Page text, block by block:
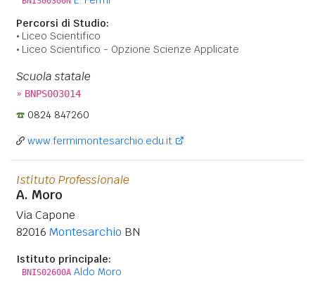
Percorsi di Studio:
Liceo Scientifico
Liceo Scientifico - Opzione Scienze Applicate
Scuola statale
» BNPS003014
0824 847260
www.fermimontesarchio.edu.it
Istituto Professionale
A. Moro
Via Capone
82016 Montesarchio BN
Istituto principale:
BNIS02600A Aldo Moro